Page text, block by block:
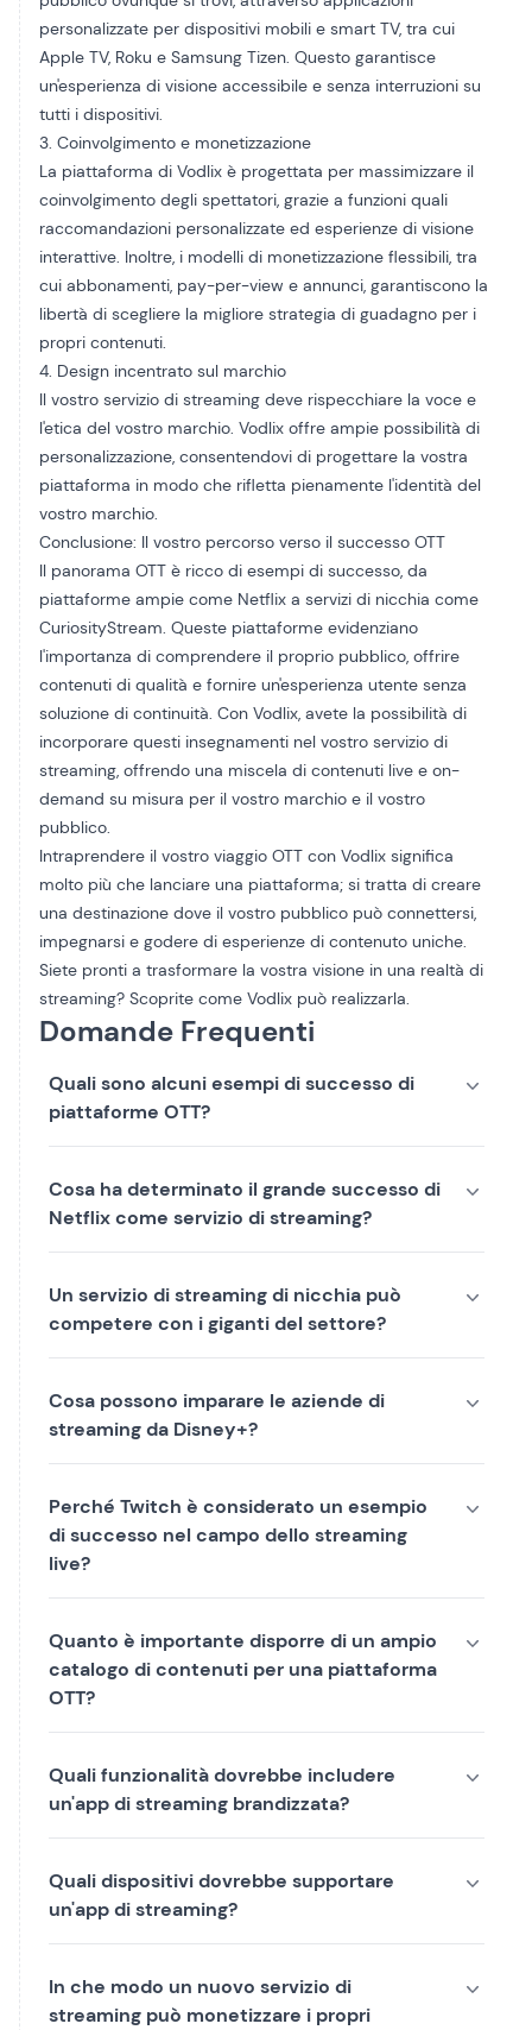
personalizzate per dispositivi mobili e smart TV, tra cui
Apple TV, Roku e Samsung Tizen. Questo garantisce
un'esperienza di visione accessibile e senza interruzioni su
tutti i dispositivi.
3. Coinvolgimento e monetizzazione
La piattaforma di Vodlix è progettata per massimizzare il
coinvolgimento degli spettatori, grazie a funzioni quali
raccomandazioni personalizzate ed esperienze di visione
interattive. Inoltre, i modelli di monetizzazione flessibili, tra
cui abbonamenti, pay-per-view e annunci, garantiscono la
libertà di scegliere la migliore strategia di guadagno per i
propri contenuti.
4. Design incentrato sul marchio
Il vostro servizio di streaming deve rispecchiare la voce e
l'etica del vostro marchio. Vodlix offre ampie possibilità di
personalizzazione, consentendovi di progettare la vostra
piattaforma in modo che rifletta pienamente l'identità del
vostro marchio.
Conclusione: Il vostro percorso verso il successo OTT
Il panorama OTT è ricco di esempi di successo, da
piattaforme ampie come Netflix a servizi di nicchia come
CuriosityStream. Queste piattaforme evidenziano
l'importanza di comprendere il proprio pubblico, offrire
contenuti di qualità e fornire un'esperienza utente senza
soluzione di continuità. Con Vodlix, avete la possibilità di
incorporare questi insegnamenti nel vostro servizio di
streaming, offrendo una miscela di contenuti live e on-
demand su misura per il vostro marchio e il vostro
pubblico.
Intraprendere il vostro viaggio OTT con Vodlix significa
molto più che lanciare una piattaforma; si tratta di creare
una destinazione dove il vostro pubblico può connettersi,
impegnarsi e godere di esperienze di contenuto uniche.
Siete pronti a trasformare la vostra visione in una realtà di
streaming? Scoprite come Vodlix può realizzarla.
Domande Frequenti
Quali sono alcuni esempi di successo di
piattaforme OTT?
Cosa ha determinato il grande successo di
Netflix come servizio di streaming?
Un servizio di streaming di nicchia può
competere con i giganti del settore?
Cosa possono imparare le aziende di
streaming da Disney+?
Perché Twitch è considerato un esempio
di successo nel campo dello streaming
live?
Quanto è importante disporre di un ampio
catalogo di contenuti per una piattaforma
OTT?
Quali funzionalità dovrebbe includere
un'app di streaming brandizzata?
Quali dispositivi dovrebbe supportare
un'app di streaming?
In che modo un nuovo servizio di
streaming può monetizzare i propri